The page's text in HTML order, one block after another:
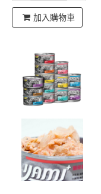
加入購物車